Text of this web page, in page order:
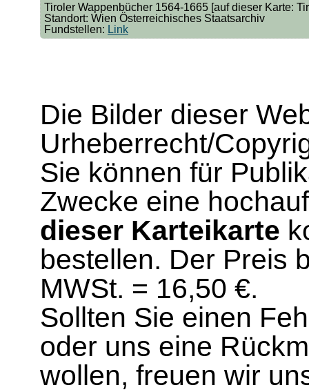
Tiroler Wappenbücher 1564-1665 [auf dieser Karte:
Standort: Wien Österreichisches Staatsarchiv
Fundstellen: Link
Die Bilder dieser
Urheberrecht/
Sie können für
Zwecke eine
dieser Karteikarte
bestellen. Der Preis
MWSt. = 16,50 €.
Sollten Sie einen
oder uns eine
wollen, freuen wir